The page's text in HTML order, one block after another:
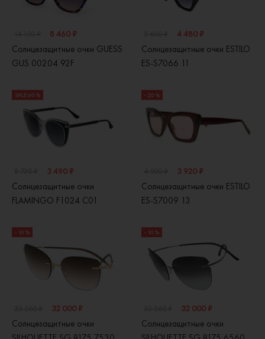
8 460 ₽
Солнцезащитные очки GUESS
GUS 00204 92F
4 480 ₽
Солнцезащитные очки ESTILO
ES-S7066 11
SALE 60 %
3 490 ₽
Солнцезащитные очки
FLAMINGO F1024 C01
- 20 %
3 920 ₽
Солнцезащитные очки ESTILO
ES-S7009 13
- 10 %
32 000 ₽
Солнцезащитные очки
- 10 %
32 000 ₽
Солнцезащитные очки